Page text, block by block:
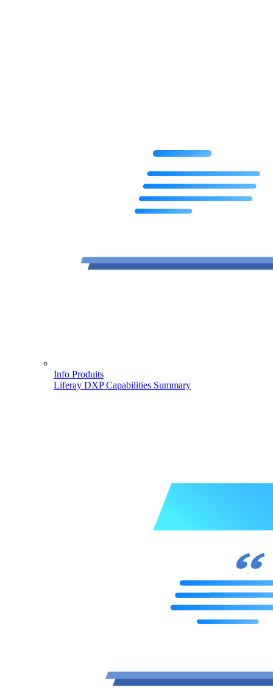
Info Produits
Liferay DXP Capabilities Summary